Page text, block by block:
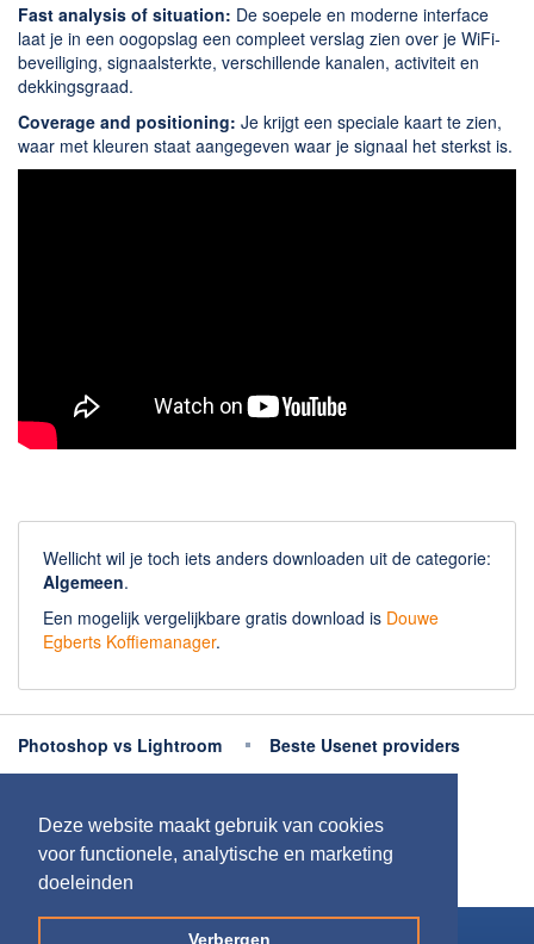
Deze website maakt gebruik van cookies
voor functionele, analytische en marketing
doeleinden
Verbergen
Shopping
Spelletjes en Games
Webbrowsers
Fast analysis of situation: De soepele en moderne interface
laat je in een oogopslag een compleet verslag zien over je WiFi-
beveiliging, signaalsterkte, verschillende kanalen, activiteit en
dekkingsgraad.
Coverage and positioning: Je krijgt een speciale kaart te zien,
waar met kleuren staat aangegeven waar je signaal het sterkst is.
Wellicht wil je toch iets anders downloaden uit de categorie:
Algemeen.
Een mogelijk vergelijkbare gratis download is Douwe
Egberts Koffiemanager.
Photoshop vs Lightroom
Beste Usenet providers
Meer uitleg
Copyright 2026